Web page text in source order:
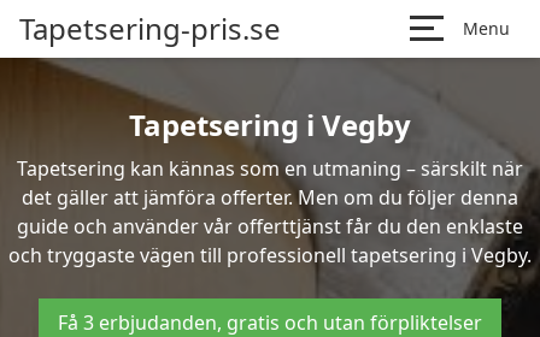
Tapetsering-pris.se Menu
Tapetsering i Vegby
Tapetsering kan kännas som en utmaning – särskilt när
det gäller att jämföra offerter. Men om du följer denna
guide och använder vår offerttjänst får du den enklaste
och tryggaste vägen till professionell tapetsering i Vegby.
Få 3 erbjudanden, gratis och utan förpliktelser